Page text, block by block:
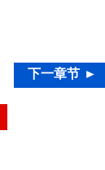
下一章节 ►